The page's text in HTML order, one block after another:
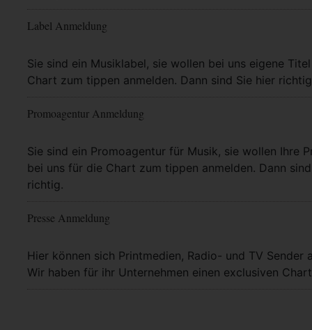
Label Anmeldung
Sie sind ein Musiklabel, sie wollen bei uns eigene
Chart zum tippen anmelden. Dann sind Sie hier
Mehr Info
Promoagentur Anmeldung
Sie sind ein Promoagentur für Musik, sie wollen Ihre
bei uns für die Chart zum tippen anmelden. Dann
richtig.
Mehr Info
Presse Anmeldung
Hier können sich Printmedien, Radio- und TV Sender
Wir haben für ihr Unternehmen einen exclusiven
Mehr Info